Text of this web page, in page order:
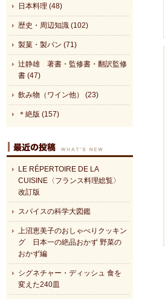
日本料理 (48)
歴史・周辺知識 (102)
製菓・製パン (71)
辻静雄 著書・監修書・翻訳監修
書 (47)
飲み物（ワイン他） (23)
＊絶版 (157)
LE RÉPERTOIRE DE LA
CUISINE〈フランス料理総覧〉
改訂版
スパイスの科学大図鑑
上沼恵美子のおしゃべりクッキン
グ 日本一の絶品おかず 野菜の
おかず編
シグネチャー・ディッシュ 食を
変えた240皿